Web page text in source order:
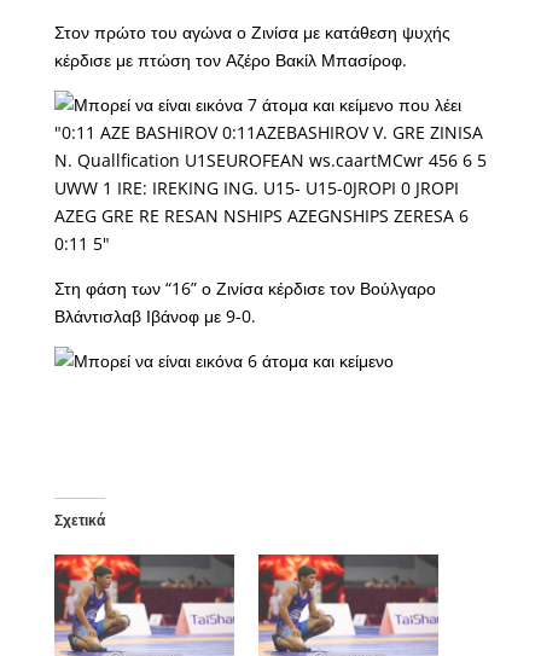
Στον πρώτο του αγώνα ο Ζινίσα με κατάθεση ψυχής
κέρδισε με πτώση τον Αζέρο Βακίλ Μπασίροφ.
Στη φάση των “16” ο Ζινίσα κέρδισε τον Βούλγαρο
Βλάντισλαβ Ιβάνοφ με 9-0.
Σχετικά